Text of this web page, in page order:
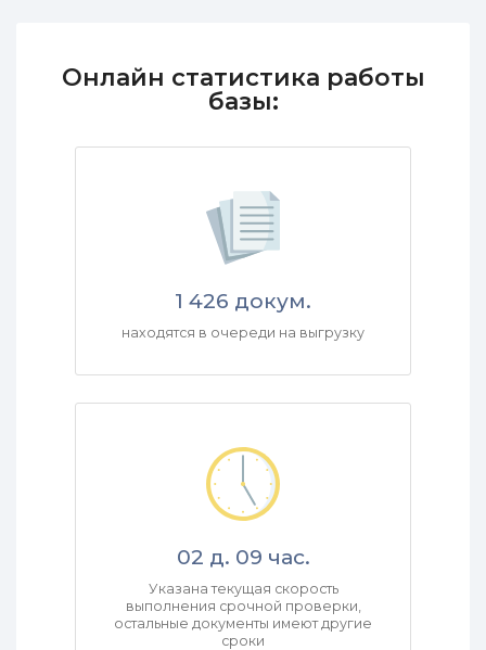
Онлайн статистика работы
базы:
1 426 докум.
находятся в очереди на выгрузку
02 д. 09 час.
Указана текущая скорость
выполнения срочной проверки,
остальные документы имеют другие
сроки